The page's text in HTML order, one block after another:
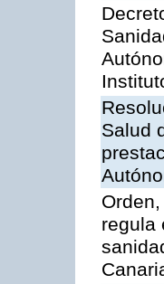
Salud
regula